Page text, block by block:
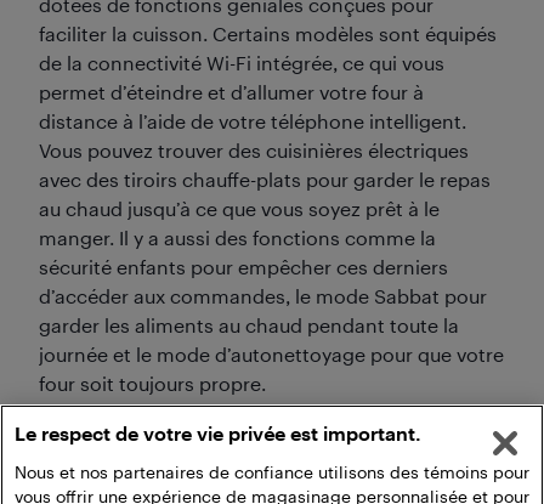
faciliter la cuisson. Certains modèles sont équipés
de la connectivité Wi-Fi intégrée, ce qui vous
permet d’éteindre et d’allumer votre four à
distance à l’aide de votre téléphone intelligent.
Vous pouvez trouver des cuisinières électriques
avec des tiroirs chauffe-plats pour garder le repas
au chaud jusqu’à ce que vous soyez prêt à le
manger. Il y a aussi des fonctions comme la
sécurité enfants pour empêcher ces derniers
d’accéder aux commandes, le mode Sabbat pour
garder les aliments au chaud pendant toute la
journée et le mode d’autonettoyage pour que votre
four soit toujours propre.
Le respect de votre vie privée est important.
Nous et nos partenaires de confiance utilisons des témoins pour
vous offrir une expérience de magasinage personnalisée et pour